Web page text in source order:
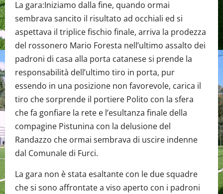
La gara:Iniziamo dalla fine, quando ormai
sembrava sancito il risultato ad occhiali ed si
aspettava il triplice fischio finale, arriva la prodezza
del rossonero Mario Foresta nell’ultimo assalto dei
padroni di casa alla porta catanese si prende la
responsabilità dell’ultimo tiro in porta, pur
essendo in una posizione non favorevole, carica il
tiro che sorprende il portiere Polito con la sfera
che fa gonfiare la rete e l’esultanza finale della
compagine Pistunina con la delusione del
Randazzo che ormai sembrava di uscire indenne
dal Comunale di Furci.
La gara non è stata esaltante con le due squadre
che si sono affrontate a viso aperto con i padroni